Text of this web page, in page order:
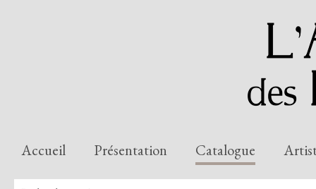
Accueil Présentation Catalogue